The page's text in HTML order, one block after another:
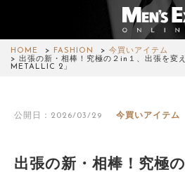
HOME FASHION
今買いアイテム
出張の新・相棒！究極の２in１、出張を変
METALLIC 2」
公開日：2026/03/29 今買いアイテム
出張の新・相棒！究極
FASHION
WATCH